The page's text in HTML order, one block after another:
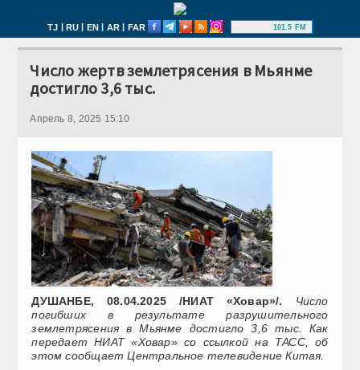
TJ | RU | EN | AR | FAR 101.5 FM
Число жертв землетрясения в Мьянме
достигло 3,6 тыс.
Апрель 8, 2025 15:10
ДУШАНБЕ, 08.04.2025 /НИАТ «Ховар»/.
Число
погибших в результате разрушительного
землетрясения в Мьянме достигло 3,6 тыс. Как
передает НИАТ «Ховар» со ссылкой на ТАСС, об
этом сообщает Центральное телевидение Китая.